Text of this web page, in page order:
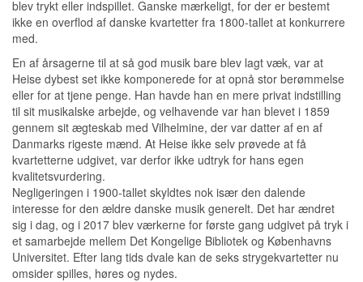
blev trykt eller indspillet. Ganske mærkeligt, for der er bestemt
ikke en overflod af danske kvartetter fra 1800-tallet at konkurrere
med.
En af årsagerne til at så god musik bare blev lagt væk, var at
Heise dybest set ikke komponerede for at opnå stor berømmelse
eller for at tjene penge. Han havde han en mere privat indstilling
til sit musikalske arbejde, og velhavende var han blevet i 1859
gennem sit ægteskab med Vilhelmine, der var datter af en af
Danmarks rigeste mænd. At Heise ikke selv prøvede at få
kvartetterne udgivet, var derfor ikke udtryk for hans egen
kvalitetsvurdering.
Negligeringen i 1900-tallet skyldtes nok især den dalende
interesse for den ældre danske musik generelt. Det har ændret
sig i dag, og i 2017 blev værkerne for første gang udgivet på tryk i
et samarbejde mellem Det Kongelige Bibliotek og Københavns
Universitet. Efter lang tids dvale kan de seks strygekvartetter nu
omsider spilles, høres og nydes.